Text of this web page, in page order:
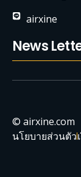
airxine
News
© airxine.com
นโยบายส่วนตัว